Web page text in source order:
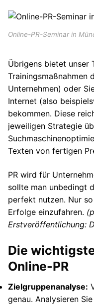
Online-PR-Seminar in
Übrigens bietet unser
Trainingsmaßnahmen
Unternehmen) oder
Internet (also
bekommen. Diese
jeweiligen Strategie
Texten von fertigen
PR wird für
sollte man unbedingt
perfekt nutzen. Nur
Erfolge einzufahren.
Erstveröffentlichung:
Die
Online-PR
Zielgruppenanalyse:
genau. Analysieren